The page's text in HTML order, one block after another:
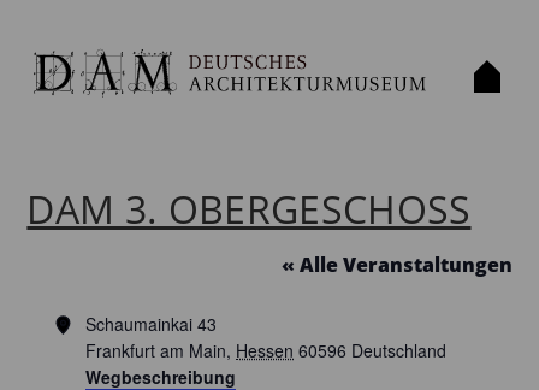
DAM 3. OBERGESCHOSS
« Alle Veranstaltungen
AdresseSchaumainkai 43
Frankfurt am Main, Hessen 60596 Deutschland
Wegbeschreibung